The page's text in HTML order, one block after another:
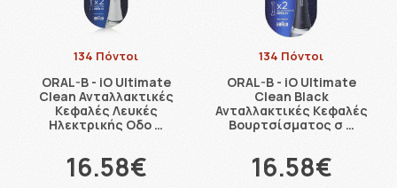
134 Πόντοι
ORAL-B - iO Ultimate
Clean Ανταλλακτικές
Κεφαλές Λευκές
Ηλεκτρικής Οδο …
16.58€
134 Πόντοι
ORAL-B - iO Ultimate
Clean Black
Ανταλλακτικές Κεφαλές
Βουρτσίσματος σ …
16.58€